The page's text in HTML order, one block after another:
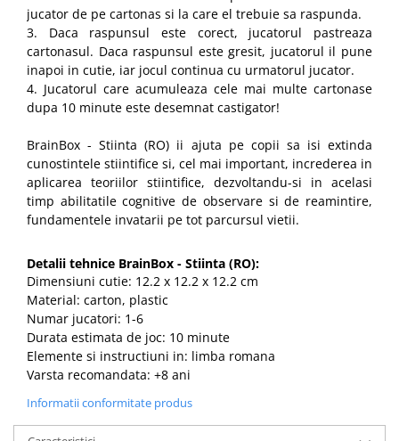
jucator de pe cartonas si la care el trebuie sa raspunda.
3. Daca raspunsul este corect, jucatorul pastreaza
cartonasul. Daca raspunsul este gresit, jucatorul il pune
inapoi in cutie, iar jocul continua cu urmatorul jucator.
4. Jucatorul care acumuleaza cele mai multe cartonase
dupa 10 minute este desemnat castigator!
BrainBox - Stiinta (RO) ii ajuta pe copii sa isi extinda
cunostintele stiintifice si, cel mai important, increderea in
aplicarea teoriilor stiintifice, dezvoltandu-si in acelasi
timp abilitatile cognitive de observare si de reamintire,
fundamentele invatarii pe tot parcursul vietii.
Detalii tehnice BrainBox - Stiinta (RO):
Dimensiuni cutie: 12.2 x 12.2 x 12.2 cm
Material: carton, plastic
Numar jucatori: 1-6
Durata estimata de joc: 10 minute
Elemente si instructiuni in: limba romana
Varsta recomandata: +8 ani
Informatii conformitate produs